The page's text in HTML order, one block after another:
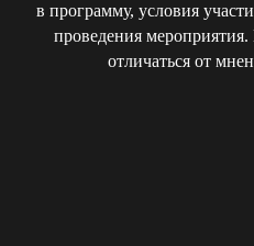
в программу, условия
проведения
отличаться от